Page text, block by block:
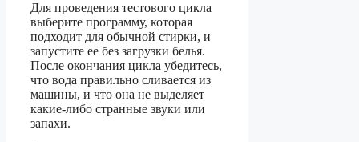
Для проведения тестового цикла
выберите программу, которая
подходит для обычной стирки, и
запустите ее без загрузки белья.
После окончания цикла убедитесь,
что вода правильно сливается из
машины, и что она не выделяет
какие-либо странные звуки или
запахи.